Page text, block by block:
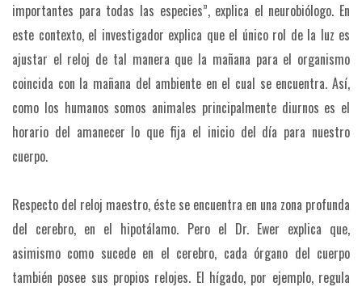
importantes para todas las especies”, explica el neurobiólogo. En
este contexto, el investigador explica que el único rol de la luz es
ajustar el reloj de tal manera que la mañana para el organismo
coincida con la mañana del ambiente en el cual se encuentra. Así,
como los humanos somos animales principalmente diurnos es el
horario del amanecer lo que fija el inicio del día para nuestro
cuerpo.
Respecto del reloj maestro, éste se encuentra en una zona profunda
del cerebro, en el hipotálamo. Pero el Dr. Ewer explica que,
asimismo como sucede en el cerebro, cada órgano del cuerpo
también posee sus propios relojes. El hígado, por ejemplo, regula